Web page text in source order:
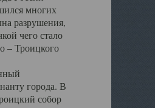
многих
разрушения,
чего стало
– Троицкого
города. В
собор